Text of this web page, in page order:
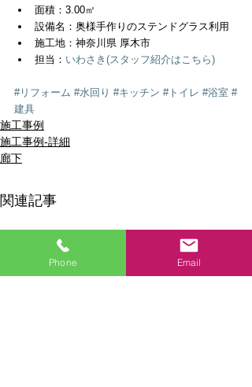
面積：3.00㎡
設備名：奥様手作りのステンドグラス利用
施工地：神奈川県 厚木市
担当： いわさき (スタッフ紹介はこちら)
#リフォーム #水回り #キッチン #トイレ #浴室 #
建具
施工事例
施工事例-詳細
廊下
関連記事
Phone Email